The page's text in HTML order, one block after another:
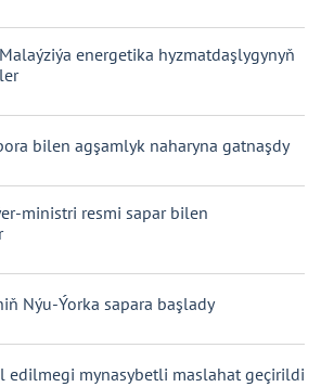
energetika hyzmatdaşlygynyň
bilen agşamlyk naharyna gatnaşdy
ministri resmi sapar bilen
Nýu-Ýorka sapara başlady
edilmegi mynasybetli maslahat geçirildi